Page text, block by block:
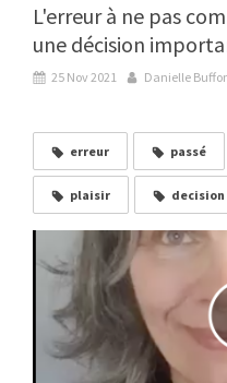
L'erreur à ne pas
une décision
25 Nov 2021 Danielle
erreur passé
plaisir decision